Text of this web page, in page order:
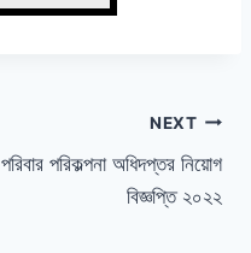
NEXT
পরিবার পরিকল্পনা অধিদপ্তর নিয়োগ
বিজ্ঞপ্তি ২০২২